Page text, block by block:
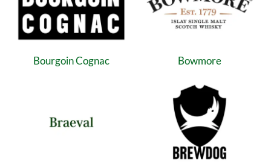
Bourgoin Cognac Bowmore